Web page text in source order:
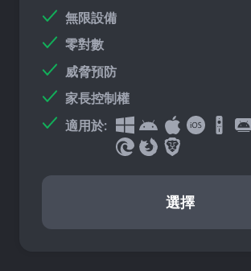
無限設備
零對數
威脅預防
家長控制權
適用於:
選擇